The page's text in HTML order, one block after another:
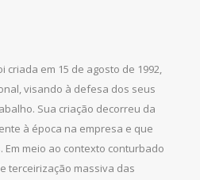
criada em 15 de agosto de 1992,
visando à defesa dos seus
Sua criação decorreu da
à época na empresa e que
meio ao contexto conturbado
terceirização massiva das